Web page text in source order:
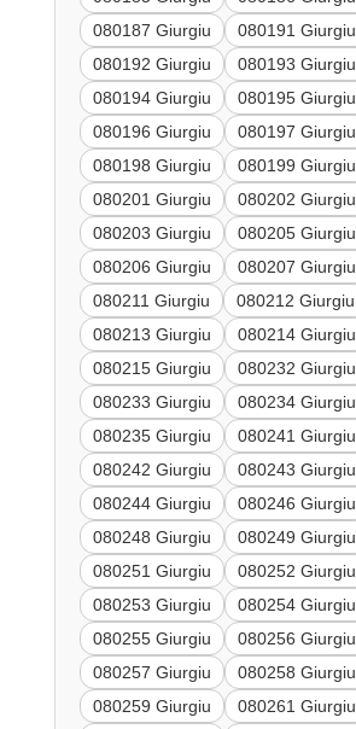
080187 Giurgiu
080191 Giurgiu
080192 Giurgiu
080193 Giurgiu
080194 Giurgiu
080195 Giurgiu
080196 Giurgiu
080197 Giurgiu
080198 Giurgiu
080199 Giurgiu
080201 Giurgiu
080202 Giurgiu
080203 Giurgiu
080205 Giurgiu
080206 Giurgiu
080207 Giurgiu
080211 Giurgiu
080212 Giurgiu
080213 Giurgiu
080214 Giurgiu
080215 Giurgiu
080232 Giurgiu
080233 Giurgiu
080234 Giurgiu
080235 Giurgiu
080241 Giurgiu
080242 Giurgiu
080243 Giurgiu
080244 Giurgiu
080246 Giurgiu
080248 Giurgiu
080249 Giurgiu
080251 Giurgiu
080252 Giurgiu
080253 Giurgiu
080254 Giurgiu
080255 Giurgiu
080256 Giurgiu
080257 Giurgiu
080258 Giurgiu
080259 Giurgiu
080261 Giurgiu